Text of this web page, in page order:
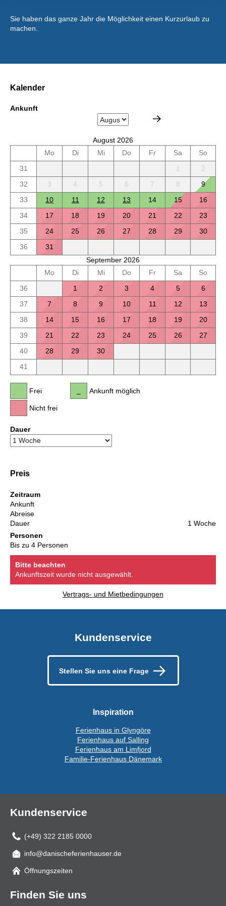
Sie haben das ganze Jahr die Möglichkeit einen Kurzurlaub zu
machen.
Kalender
Ankunft
August 2026
Mo
Di Mi Do Fr Sa
So
31
1
2
32
3 4 5 6 7 8
9
33
10 11 12 13 14 15
16
34
17 18 19 20 21 22
23
35
24 25 26 27 28 29
30
36
31
September 2026
Mo
Di Mi Do Fr Sa
So
36
1 2 3 4 5
6
37
7 8 9 10 11 12
13
38
14 15 16 17 18 19
20
39
21 22 23 24 25 26
27
40
28 29
30
41
Frei
Nicht frei
Ankunft möglich
Dauer
Preis
Zeitraum
Ankunft
Abreise
Dauer
1 Woche
Personen
Bis zu 4 Personen
Bitte beachten
Ankunftszeit wurde nicht ausgewählt.
Vertrags- und Mietbedingungen
Kundenservice
Stellen Sie uns eine Frage
Inspiration
Ferienhaus in Glyngöre
Ferienhaus auf Salling
Ferienhaus am Limfjord
Familie-Ferienhaus Dänemark
Kundenservice
(+49) 322 2185 0000
Mail
info@danischeferienhauser.de
Öffnungszeiten
Finden Sie uns